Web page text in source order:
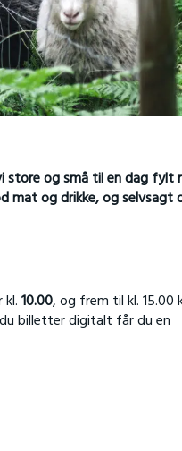
store og små til en dag fylt
mat og drikke, og selvsagt
10.00, og frem til kl. 15.00
billetter digitalt får du en